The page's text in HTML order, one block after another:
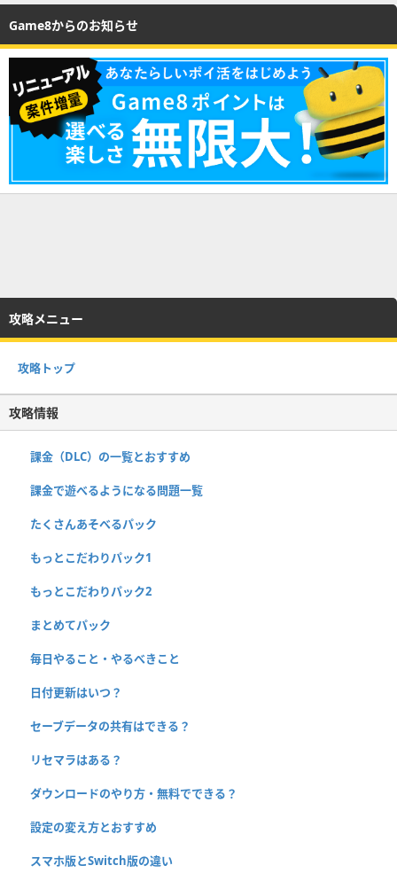
Game8からのお知らせ
攻略メニュー
攻略トップ
攻略情報
課金（DLC）の一覧とおすすめ
課金で遊べるようになる問題一覧
たくさんあそべるパック
もっとこだわりパック1
もっとこだわりパック2
まとめてパック
毎日やること・やるべきこと
日付更新はいつ？
セーブデータの共有はできる？
リセマラはある？
ダウンロードのやり方・無料でできる？
設定の変え方とおすすめ
スマホ版とSwitch版の違い